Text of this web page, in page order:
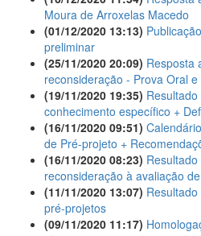
Moura de Arroxelas Macedo
(01/12/2020 13:13)
preliminar
(25/11/2020 20:09) Resposta
reconsideração - Prova Oral
(19/11/2020 19:35)
conhecimento específico +
(16/11/2020 09:51)
de Pré-projeto +
(16/11/2020 08:23)
reconsideração à avaliação
(11/11/2020 13:07)
pré-projetos
(09/11/2020 11:17)